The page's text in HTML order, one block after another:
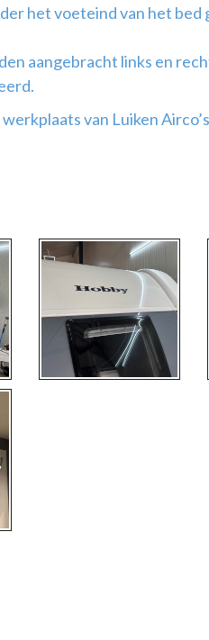
het voeteind van het bed
aangebracht links en
van Luiken